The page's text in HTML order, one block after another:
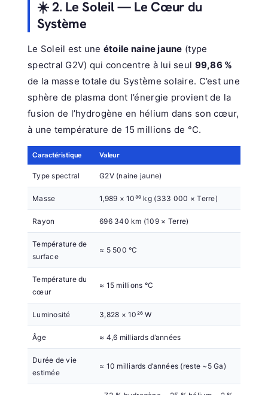
☀️ 2. Le Soleil — Le Cœur du
Système
Le Soleil est une étoile naine jaune (type
spectral G2V) qui concentre à lui seul 99,86 %
de la masse totale du Système solaire. C’est une
sphère de plasma dont l’énergie provient de la
fusion de l’hydrogène en hélium dans son cœur,
à une température de 15 millions de °C.
Caractéristique Valeur
Type spectral G2V (naine jaune)
Masse 1,989 × 10³⁰ kg (333 000 × Terre)
Rayon 696 340 km (109 × Terre)
Température de
surface
≈ 5 500 °C
Température du
cœur
≈ 15 millions °C
Luminosité 3,828 × 10²⁶ W
Âge ≈ 4,6 milliards d’années
Durée de vie
estimée
≈ 10 milliards d’années (reste ~5 Ga)